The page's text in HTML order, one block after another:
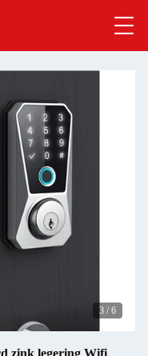
3 / 6
zink legering Wifi